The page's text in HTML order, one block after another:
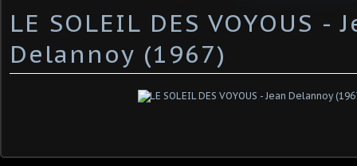
LE SOLEIL DES VOYOUS -
Delannoy (1967)